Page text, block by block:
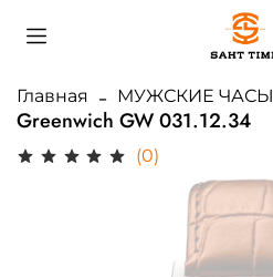
Главная МУЖСКИЕ ЧАСЫ
Greenwich GW 031.12.34
(0)